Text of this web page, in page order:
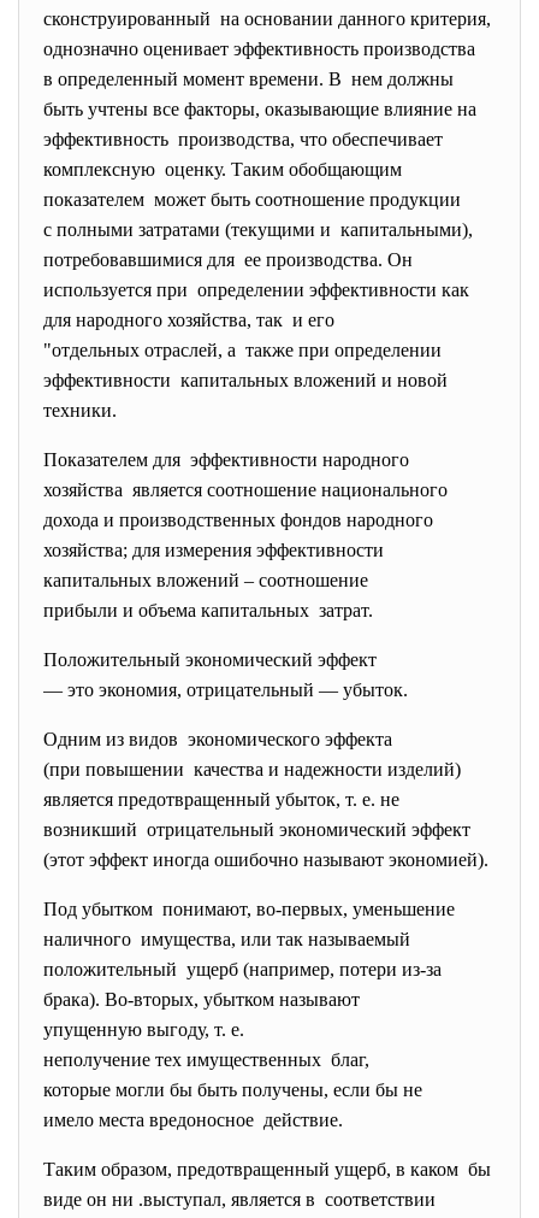
сконструированный на основании данного критерия,
однозначно оценивает эффективность производства
в определенный момент времени. В нем должны
быть учтены все факторы, оказывающие влияние на
эффективность производства, что обеспечивает
комплексную оценку. Таким обобщающим
показателем может быть соотношение продукции
с полными затратами (текущими и капитальными),
потребовавшимися для ее производства. Он
используется при определении эффективности как
для народного хозяйства, так и его
"отдельных отраслей, а также при определении
эффективности капитальных вложений и новой
техники.
Показателем для эффективности народного
хозяйства является соотношение национального
дохода и производственных фондов народного
хозяйства; для измерения эффективности
капитальных вложений – соотношение
прибыли и объема капитальных затрат.
Положительный экономический эффект
— это экономия, отрицательный — убыток.
Одним из видов экономического эффекта
(при повышении качества и надежности изделий)
является предотвращенный убыток, т. е. не
возникший отрицательный экономический эффект
(этот эффект иногда ошибочно называют экономией).
Под убытком понимают, во-первых, уменьшение
наличного имущества, или так называемый
положительный ущерб (например, потери из-за
брака). Во-вторых, убытком называют
упущенную выгоду, т. е.
неполучение тех имущественных благ,
которые могли бы быть получены, если бы не
имело места вредоносное действие.
Таким образом, предотвращенный ущерб, в каком бы
виде он ни .выступал, является в соответствии